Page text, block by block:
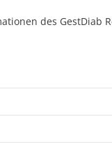
des GestDiab